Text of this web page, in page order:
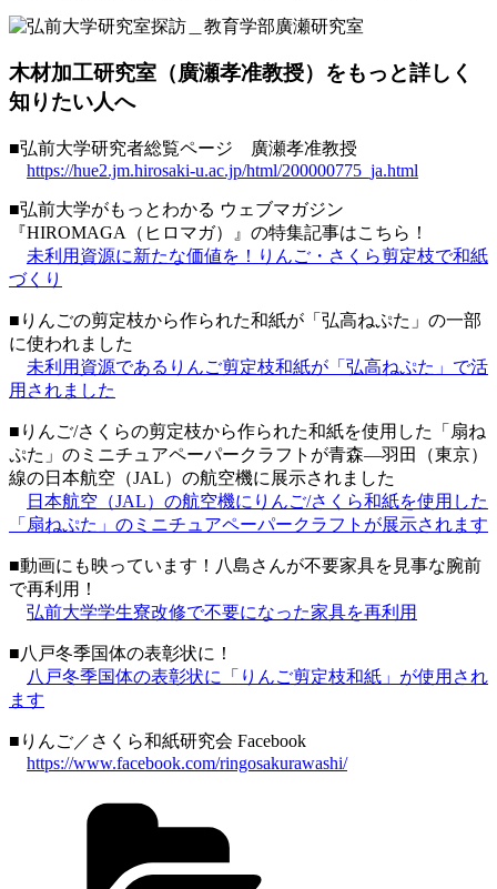
木材加工研究室（廣瀬孝准教授）をもっと詳しく
知りたい人へ
■弘前大学研究者総覧ページ 廣瀬孝准教授
https://hue2.jm.hirosaki-u.ac.jp/html/200000775_ja.html
■弘前大学がもっとわかる ウェブマガジン
『HIROMAGA（ヒロマガ）』の特集記事はこちら！
未利用資源に新たな価値を！りんご・さくら剪定枝で和紙
づくり
■りんごの剪定枝から作られた和紙が「弘高ねぷた」の一部
に使われました
未利用資源であるりんご剪定枝和紙が「弘高ねぷた」で活
用されました
■りんご/さくらの剪定枝から作られた和紙を使用した「扇ね
ぷた」のミニチュアペーパークラフトが青森―羽田（東京）
線の日本航空（JAL）の航空機に展示されました
日本航空（JAL）の航空機にりんご/さくら和紙を使用した
「扇ねぷた」のミニチュアペーパークラフトが展示されます
■動画にも映っています！八島さんが不要家具を見事な腕前
で再利用！
弘前大学学生寮改修で不要になった家具を再利用
■八戸冬季国体の表彰状に！
八戸冬季国体の表彰状に「りんご剪定枝和紙」が使用され
ます
■りんご／さくら和紙研究会 Facebook
https://www.facebook.com/ringosakurawashi/